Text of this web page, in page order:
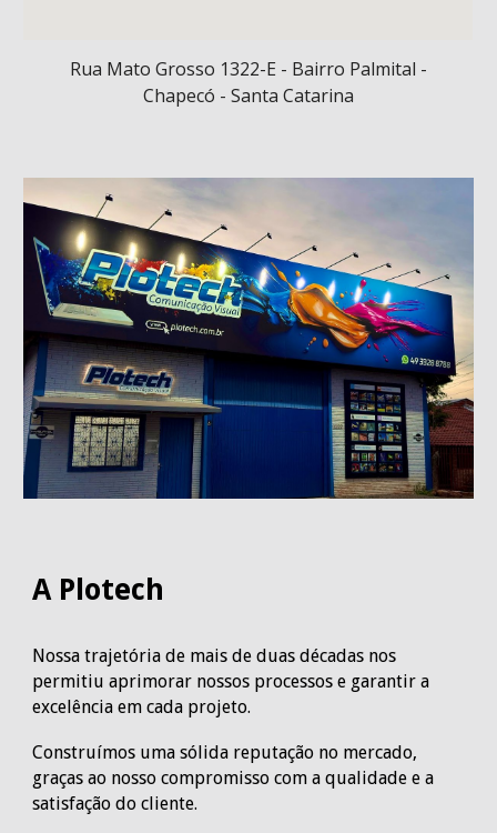
Rua Mato Grosso 1322-E - Bairro Palmital -
Chapecó - Santa Catarina
A Plotech
Nossa trajetória de mais de duas décadas nos
permitiu aprimorar nossos processos e garantir a
excelência em cada projeto.
Construímos uma sólida reputação no mercado,
graças ao nosso compromisso com a qualidade e a
satisfação do cliente.